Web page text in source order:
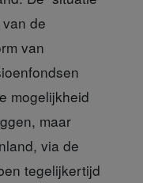
de
van
mogelijkheid
maar
via de
tegelijkertijd